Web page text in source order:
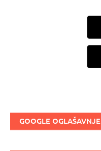
GOOGLE OGLAŠAVNJE